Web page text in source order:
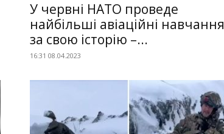
У червні НАТО проведе
найбільші авіаційні навчання
за свою історію –...
16:31 08.04.2023